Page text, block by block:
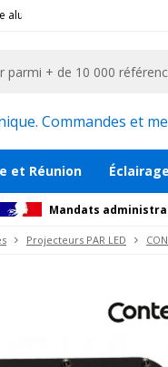
pour l'évènementiel et la
Commandes et
et Réunion
Mandats
Projecteurs PAR LED